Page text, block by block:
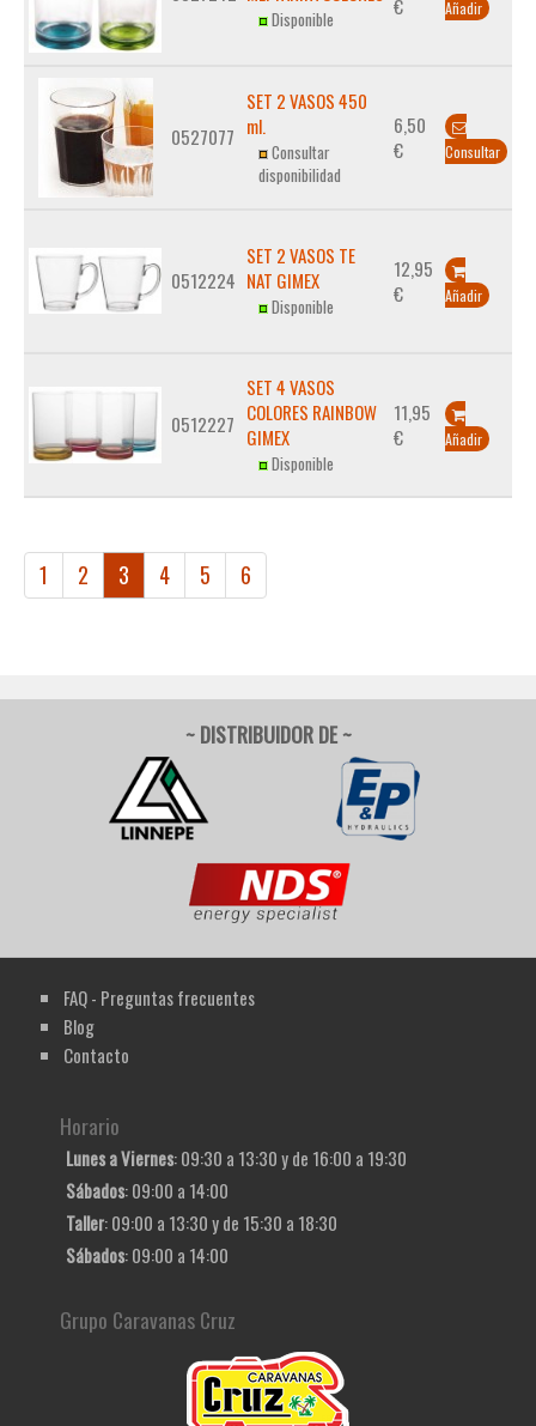
Disponible
€
Añadir
0527077
SET 2 VASOS 450
ml.
Consultar
disponibilidad
6,50
€
Consultar
0512224
SET 2 VASOS TE
NAT GIMEX
Disponible
12,95
€
Añadir
0512227
SET 4 VASOS
COLORES RAINBOW
GIMEX
Disponible
11,95
€
Añadir
1 2 3 4 5 6
~ DISTRIBUIDOR DE ~
FAQ - Preguntas frecuentes
Blog
Contacto
Horario
Lunes a Viernes: 09:30 a 13:30 y de 16:00 a 19:30
Sábados: 09:00 a 14:00
Taller: 09:00 a 13:30 y de 15:30 a 18:30
Sábados: 09:00 a 14:00
Grupo Caravanas Cruz